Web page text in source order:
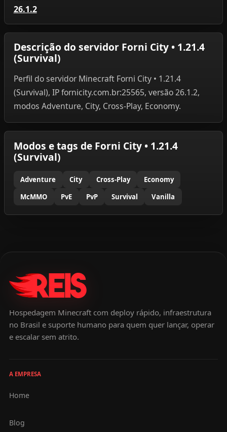
26.1.2
Descrição do servidor Forni City • 1.21.4
(Survival)
Perfil do servidor Minecraft Forni City • 1.21.4
(Survival), IP fornicity.com.br:25565, versão 26.1.2,
modos Adventure, City, Cross-Play, Economy.
Modos e tags de Forni City • 1.21.4
(Survival)
Adventure City Cross-Play
Economy
McMMO
PvE PvP Survival Vanilla
Hospedagem Minecraft com deploy rápido, infraestrutura
no Brasil e suporte humano para quem quer lançar, operar
e escalar sem atrito.
A EMPRESA
Home
Blog